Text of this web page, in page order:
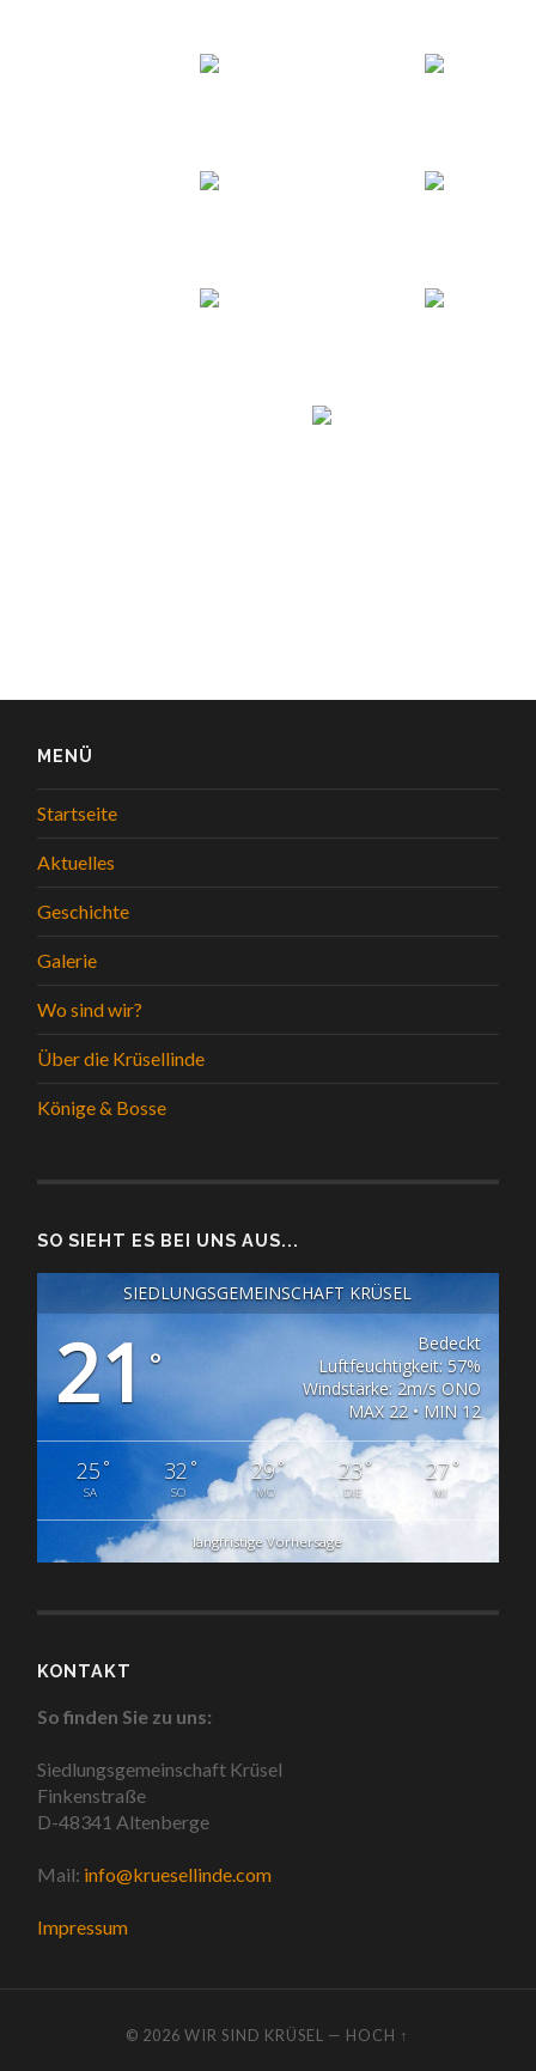
MENÜ
Startseite
Aktuelles
Geschichte
Galerie
Wo sind wir?
Über die Krüsellinde
Könige & Bosse
SO SIEHT ES BEI UNS AUS...
SIEDLUNGSGEMEINSCHAFT KRÜSEL
21°
Bedeckt
Luftfeuchtigkeit: 57%
Windstärke: 2m/s ONO
MAX 22 • MIN 12
25°
SA
32 °
SO
29°
MO
23°
DIE
27°
MI
langfristige Vorhersage
KONTAKT
So finden Sie zu uns:
Siedlungsgemeinschaft Krüsel
Finkenstraße
D-48341 Altenberge
Mail: info@kruesellinde.com
Impressum
© 2026WIR SIND KRÜSEL — HOCH ↑